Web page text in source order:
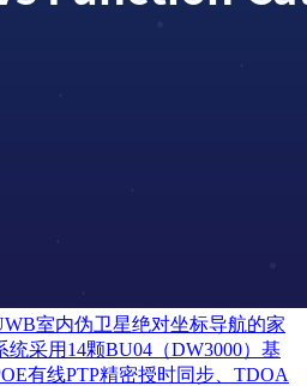
室内伪卫星绝对坐标导航的家
采用14颗BU04（DW3000）基
有线PTP精密授时同步、TDOA